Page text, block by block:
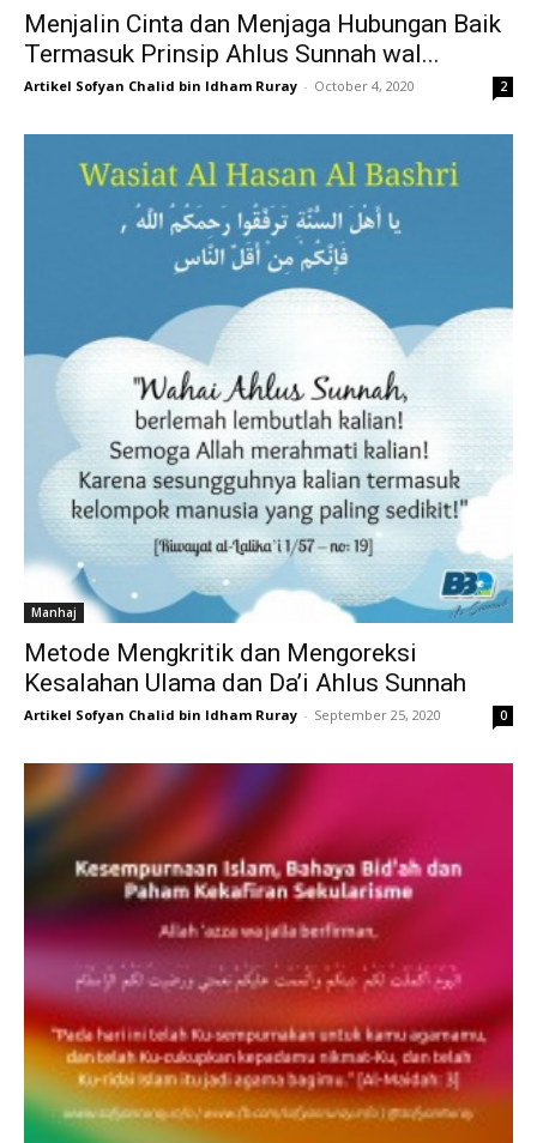
Menjalin Cinta dan Menjaga Hubungan Baik
Termasuk Prinsip Ahlus Sunnah wal...
Artikel Sofyan Chalid bin Idham Ruray - October 4, 2020 2
Manhaj
Metode Mengkritik dan Mengoreksi
Kesalahan Ulama dan Da’i Ahlus Sunnah
Artikel Sofyan Chalid bin Idham Ruray - September 25, 2020 0